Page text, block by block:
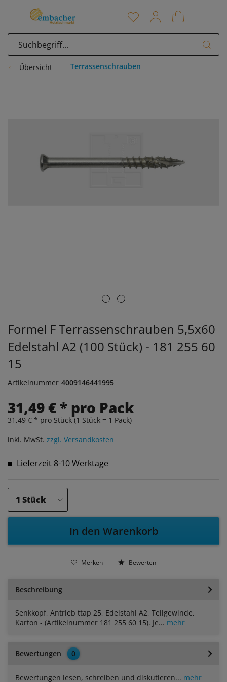
Übersicht Terrassenschrauben
Formel F Terrassenschrauben 5,5x60
Edelstahl A2 (100 Stück) - 181 255 60
15
Artikelnummer 4009146441995
31,49 € * pro Pack
31,49 € * pro Stück (1 Stück = 1 Pack)
inkl. MwSt. zzgl. Versandkosten
Lieferzeit 8-10 Werktage
In den Warenkorb
Merken Bewerten
Beschreibung
Senkkopf, Antrieb ttap 25, Edelstahl A2, Teilgewinde,
Karton - (Artikelnummer 181 255 60 15). Je... mehr
Bewertungen 0
Bewertungen lesen, schreiben und diskutieren... mehr